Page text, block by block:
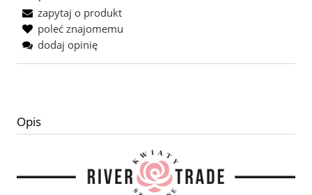
zapytaj o produkt
poleć znajomemu
dodaj opinię
Opis